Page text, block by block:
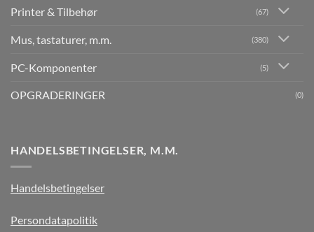
Printer & Tilbehør (67)
Mus, tastaturer, m.m. (380)
PC-Komponenter (5)
OPGRADERINGER (0)
HANDELSBETINGELSER, M.M.
Handelsbetingelser
Persondatapolitik